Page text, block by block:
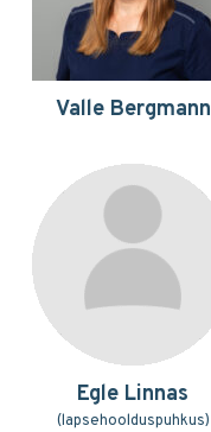
Valle Bergmann
Egle Linnas
(lapsehoolduspuhkus)